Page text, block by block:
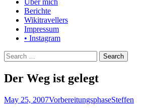
Berichte
Wikitravellers
Impressum
• Instagram
Search
for:
Der Weg ist gelegt
May 25, 2007VorbereitungsphaseSteffen